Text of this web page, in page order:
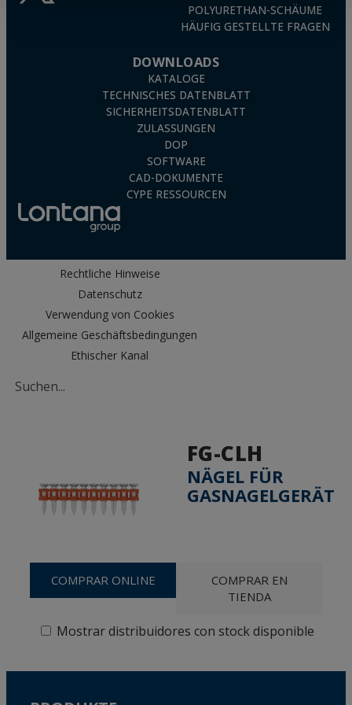
POLYURETHAN-SCHÄUME
HÄUFIG GESTELLTE FRAGEN
DOWNLOADS
KATALOGE
TECHNISCHES DATENBLATT
SICHERHEITSDATENBLATT
ZULASSUNGEN
DOP
SOFTWARE
CAD-DOKUMENTE
CYPE RESSOURCEN
Rechtliche Hinweise
Datenschutz
Verwendung von Cookies
Allgemeine Geschäftsbedingungen
Ethischer Kanal
FG-CLH
NÄGEL FÜR
GASNAGELGERÄT
COMPRAR ONLINE
COMPRAR EN
TIENDA
Mostrar distribuidores con stock disponible